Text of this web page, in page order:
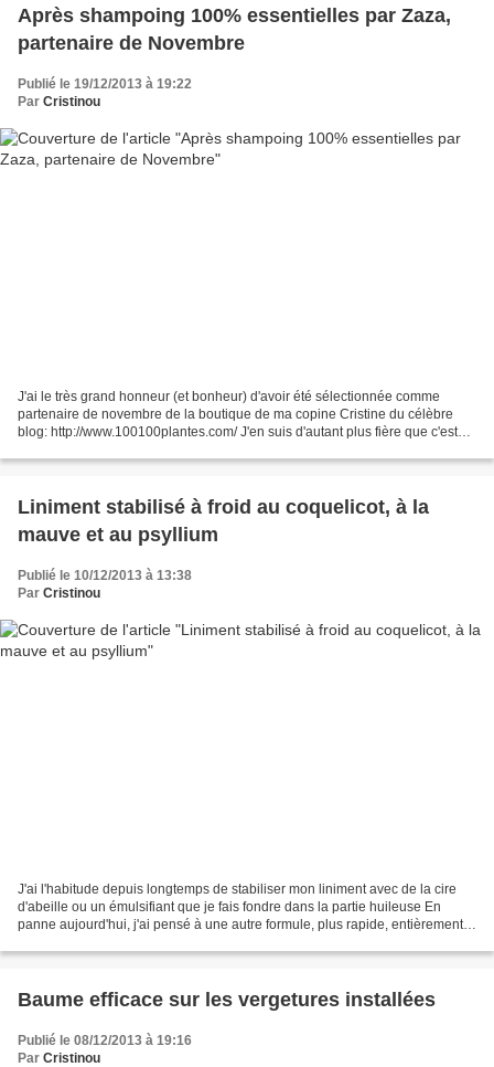
Après shampoing 100% essentielles par Zaza,
partenaire de Novembre
Publié le 19/12/2013 à 19:22
Par Cristinou
J'ai le très grand honneur (et bonheur) d'avoir été sélectionnée comme
partenaire de novembre de la boutique de ma copine Cristine du célèbre
blog: http://www.100100plantes.com/ J'en suis d'autant plus fière que c'est
Liniment stabilisé à froid au coquelicot, à la
mauve et au psyllium
Publié le 10/12/2013 à 13:38
Par Cristinou
J'ai l'habitude depuis longtemps de stabiliser mon liniment avec de la cire
d'abeille ou un émulsifiant que je fais fondre dans la partie huileuse En
panne aujourd'hui, j'ai pensé à une autre formule, plus rapide, entièrement à
Baume efficace sur les vergetures installées
Publié le 08/12/2013 à 19:16
Par Cristinou